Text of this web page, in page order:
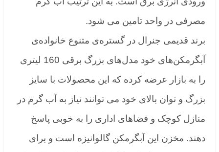
مصرفی در واحد تامین می شود.
برند قدیمی جنرال در گستره‌ی متنوع خانواده‌ی
آبگرمکن‌های خود مدل‌های بزرگ برقی 160 لیتری
را به بازار عرضه کرده که این محصولات با سایز
بزرگ و توان بالای خود می توانند نیاز به آب گرم در
منازل کوچک و فضاهای اداری را به خوبی پاسخ
دهند. مخزن این آبگرمکن گالوانیزه است و برای